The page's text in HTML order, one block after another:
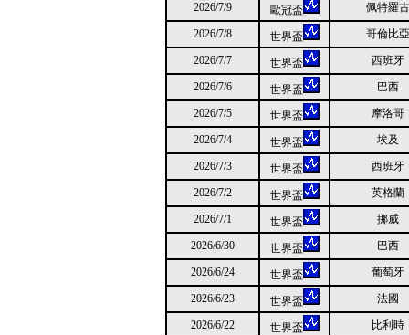
2026/7/9 歐冠盃 佩特羅古
2026/7/8 世界盃 哥倫比亞
2026/7/7 世界盃 西班牙
2026/7/6 世界盃 巴西
2026/7/5 世界盃 摩洛哥
2026/7/4 世界盃 埃及
2026/7/3 世界盃 西班牙
2026/7/2 世界盃 英格蘭
2026/7/1 世界盃 挪威
2026/6/30 世界盃 巴西
2026/6/24 世界盃 葡萄牙
2026/6/23 世界盃 法國
2026/6/22 世界盃 比利時